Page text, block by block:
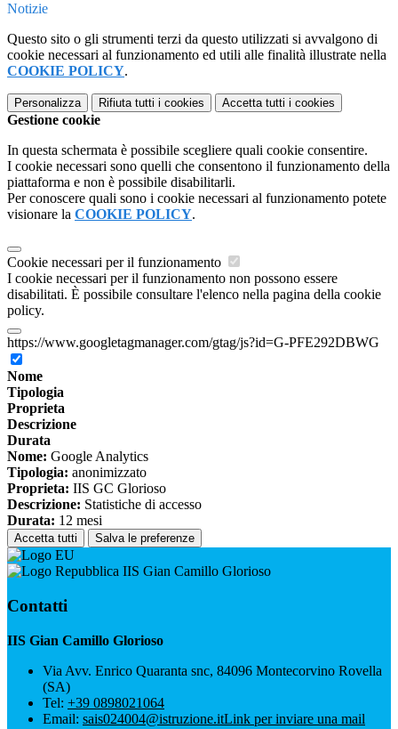
Notizie
Questo sito o gli strumenti terzi da questo utilizzati si avvalgono di
cookie necessari al funzionamento ed utili alle finalità illustrate nella
COOKIE POLICY.
Personalizza Rifiuta tutti i cookies Accetta tutti i cookies
Gestione cookie
In questa schermata è possibile scegliere quali cookie consentire.
I cookie necessari sono quelli che consentono il funzionamento della
piattaforma e non è possibile disabilitarli.
Per conoscere quali sono i cookie necessari al funzionamento potete
visionare la COOKIE POLICY.
Cookie necessari per il funzionamento
I cookie necessari per il funzionamento non possono essere
disabilitati. È possibile consultare l'elenco nella pagina della cookie
policy.
https://www.googletagmanager.com/gtag/js?id=G-PFE292DBWG
Nome
Tipologia
Proprieta
Descrizione
Durata
Nome: Google Analytics
Tipologia: anonimizzato
Proprieta: IIS GC Glorioso
Descrizione: Statistiche di accesso
Durata: 12 mesi
Accetta tutti Salva le preferenze
IIS Gian Camillo Glorioso
Contatti
IIS Gian Camillo Glorioso
Via Avv. Enrico Quaranta snc, 84096 Montecorvino Rovella
(SA)
Tel: +39 0898021064
Email: sais024004@istruzione.itLink per inviare una mail